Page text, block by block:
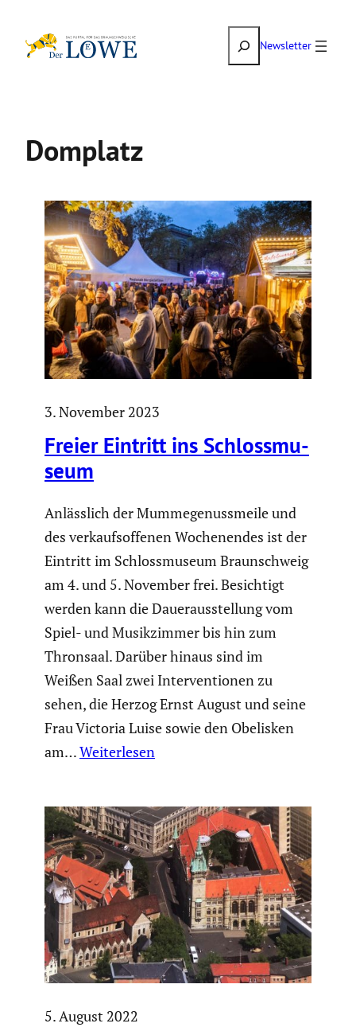
Inhalt
SuchenNewsletter
Domplatz
3. November 2023
Freier Eintritt ins Schloss­mu­
seum
Anläss­lich der Mumme­ge­nuss­meile und
des verkaufs­of­fenen Wochen­endes ist der
Eintritt im Schloss­mu­seum Braun­schweig
am 4. und 5. November frei. Besich­tigt
werden kann die Dauer­aus­stel­lung vom
Spiel- und Musik­zimmer bis hin zum
Thronsaal. Darüber hinaus sind im
Weißen Saal zwei Inter­ven­tionen zu
sehen, die Herzog Ernst August und seine
Frau Victoria Luise sowie den Obelisken
am…Weiterlesen
5. August 2022